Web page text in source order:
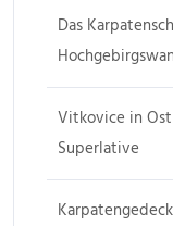
Das
Vitkovice in
Superlative